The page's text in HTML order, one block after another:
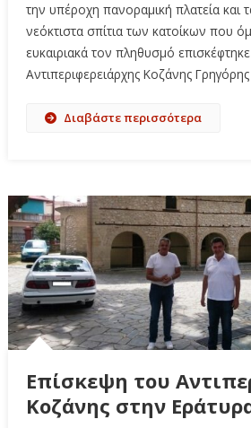
την υπέροχη πανοραμική πλατεία και
νεόκτιστα σπίτια των κατοίκων που
ευκαιριακά τον πληθυσμό
Αντιπεριφερειάρχης Κοζάνης
Διαβάστε περισσότερα
Επίσκεψη του
Κοζάνης στην